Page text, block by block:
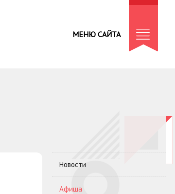
МЕНЮ САЙТА
Новости
Афиша